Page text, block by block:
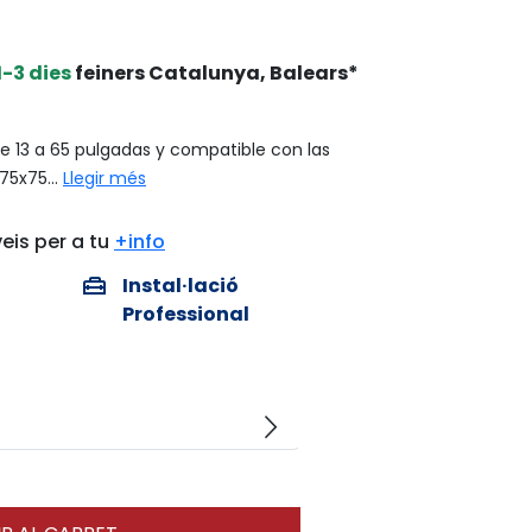
3 diesfeiners Catalunya, Balears*
13 a 65 pulgadas y compatible con las
Llegir més
per a tu +info
home_repair_service
Instal·lació
Professional
arrow_forward_ios